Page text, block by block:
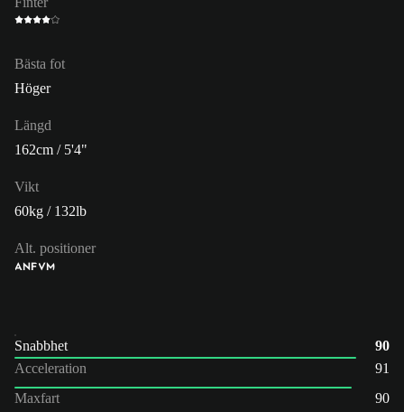
Bästa fot
Höger
Längd
162cm / 5'4"
Vikt
60kg / 132lb
Alt. positioner
ANFVM
Snabbhet
90
Acceleration
91
Maxfart
90